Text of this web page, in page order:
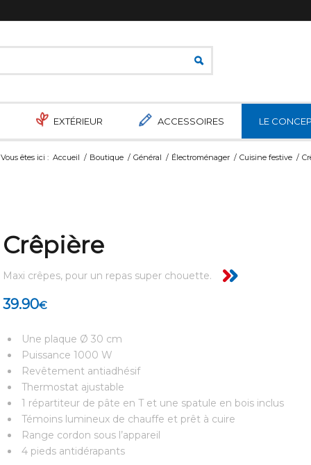
EXTÉRIEUR ACCESSOIRES LE
Vous êtes ici : Accueil / Boutique / Général / Électroménager / Cuisine festive /
Crêpière
Maxi crêpes, pour un repas super chouette.
39.90€
Une plaque Ø 30 cm
Puissance 1000 W
Revêtement antiadhésif
Thermostat ajustable
1 répartiteur de pâte en T et une spatule en bois inclus
Témoins lumineux de chauffe et prêt à cuire
Range cordon sous l’appareil
4 pieds antidérapants